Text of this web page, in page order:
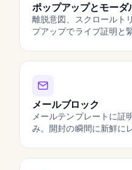
ポップアップとモーダ
離脱意図、スクロールト
プアップでライブ証明と
メールブロック
メールテンプレートに証
み。開封の瞬間に新鮮に